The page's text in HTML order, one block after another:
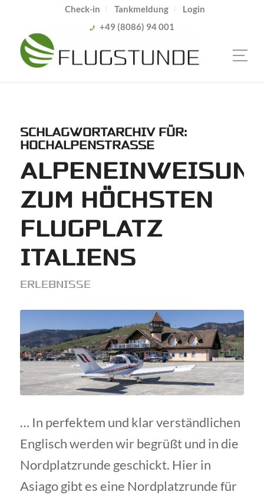
Check-in Tankmeldung
Login
+49 (8086) 94 001
SCHLAGWORTARCHIV FÜR:
HOCHALPENSTRASSE
ZUM HÖCHSTEN
FLUGPLATZ
ITALIENS
ERLEBNISSE
… In perfektem und klar verständlichen
Englisch werden wir begrüßt und in die
Nordplatzrunde geschickt. Hier in
Asiago gibt es eine Nordplatzrunde für